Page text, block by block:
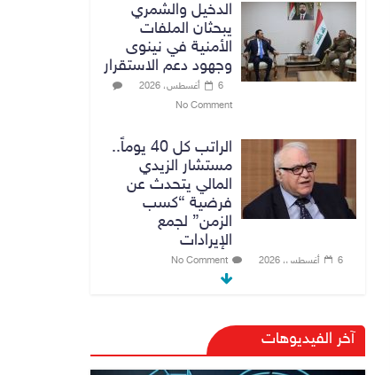
الدخيل والشمري
يبحثان الملفات
الأمنية في نينوى
وجهود دعم الاستقرار
6 أغسطس، 2026
No Comment
الراتب كل 40 يوماً..
مستشار الزيدي
المالي يتحدث عن
فرضية “كسب
الزمن” لجمع
الإيرادات
6 أغسطس، 2026 No Comment
بشأن الوزارات
الشاغرة لحين تسمية
الوزراء
آخر الفيديوهات